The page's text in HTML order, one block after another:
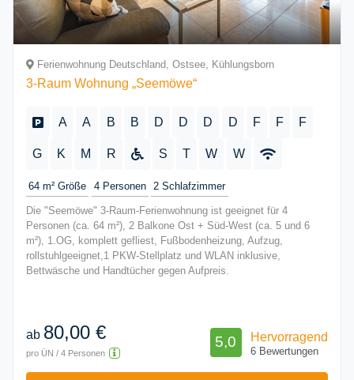
Ferienwohnung Deutschland, Ostsee, Kühlungsborn
3-Raum Wohnung „Seemöwe“
A A B B D D D D F F F
G K M R S T W W
64 m² Größe 4 Personen 2 Schlafzimmer
Die "Seemöwe" 3-Raum-Ferienwohnung ist geeignet für 4
Personen (ca. 64 m²), 2 Balkone Ost + Süd-West (ca. 5 und 6
m²), 1.OG, komplett gefliest, Fußbodenheizung, Aufzug,
rollstuhlgeeignet,1 PKW-Stellplatz und WLAN inklusive,
Bettwäsche und Handtücher gegen Aufpreis.
ab 80,00 €
pro ÜN / 4 Personen
Hervorragend
5,0
6 Bewertungen